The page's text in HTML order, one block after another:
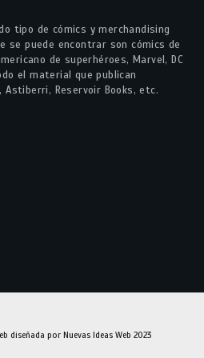
tipo de cómics y merchandising
se puede encontrar son cómics de
de superhéroes, Marvel, DC
el material que publican
Astiberri, Reservoir Books, etc.
diseñada por Nuevas Ideas Web 2023